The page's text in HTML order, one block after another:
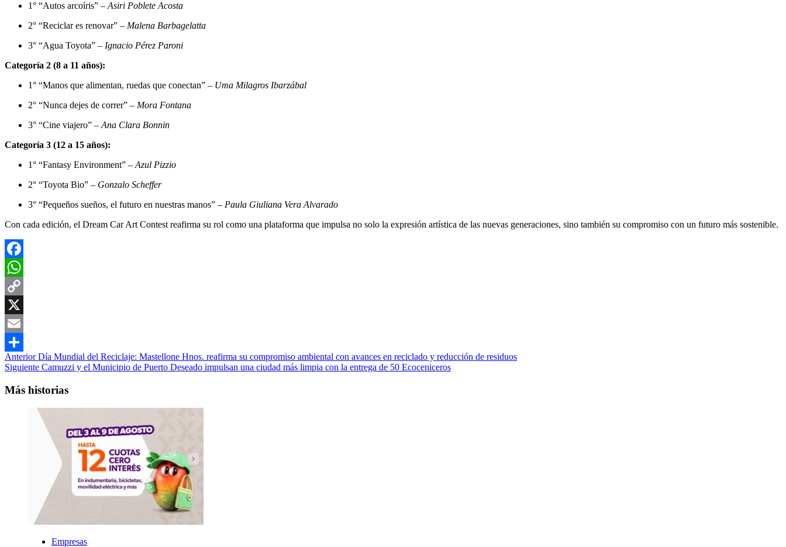
1° “Autos arcoíris” – Asiri Poblete Acosta
2° “Reciclar es renovar” – Malena Barbagelatta
3° “Agua Toyota” – Ignacio Pérez Paroni
Categoría 2 (8 a 11 años):
1° “Manos que alimentan, ruedas que conectan” – Uma Milagros Ibarzábal
2° “Nunca dejes de correr” – Mora Fontana
3° “Cine viajero” – Ana Clara Bonnin
Categoría 3 (12 a 15 años):
1° “Fantasy Environment” – Azul Pizzio
2° “Toyota Bio” – Gonzalo Scheffer
3° “Pequeños sueños, el futuro en nuestras manos” – Paula Giuliana Vera Alvarado
Con cada edición, el Dream Car Art Contest reafirma su rol como una plataforma que impulsa no solo la expresión artística de las nuevas generaciones, sino también su compromiso con un futuro más sostenible.
Facebook
WhatsApp
Copy
Link
X
Email
Compartir
Navegación
de
entradas
AnteriorDía Mundial del Reciclaje: Mastellone Hnos. reafirma su compromiso ambiental con avances en reciclado y reducción de residuos
Siguiente Camuzzi y el Municipio de Puerto Deseado impulsan una ciudad más limpia con la entrega de 50 Ecoceniceros
Más historias
Empresas